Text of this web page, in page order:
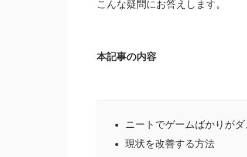
こんな疑問にお答えします。
本記事の内容
ニートでゲームばかりが
現状を改善する方法